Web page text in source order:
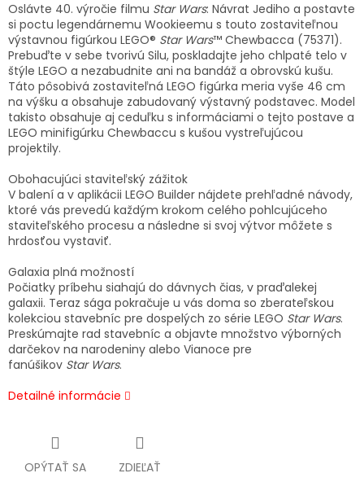
Oslávte 40. výročie filmu Star Wars: Návrat Jediho a postavte
si poctu legendárnemu Wookieemu s touto zostaviteľnou
výstavnou figúrkou LEGO® Star Wars™ Chewbacca (75371).
Prebuďte v sebe tvorivú Silu, poskladajte jeho chlpaté telo v
štýle LEGO a nezabudnite ani na bandáž a obrovskú kušu.
Táto pôsobivá zostaviteľná LEGO figúrka meria vyše 46 cm
na výšku a obsahuje zabudovaný výstavný podstavec. Model
takisto obsahuje aj ceduľku s informáciami o tejto postave a
LEGO minifigúrku Chewbaccu s kušou vystreľujúcou
projektily.
Obohacujúci staviteľský zážitok
V balení a v aplikácii LEGO Builder nájdete prehľadné návody,
ktoré vás prevedú každým krokom celého pohlcujúceho
staviteľského procesu a následne si svoj výtvor môžete s
hrdosťou vystaviť.
Galaxia plná možností
Počiatky príbehu siahajú do dávnych čias, v praďalekej
galaxii. Teraz sága pokračuje u vás doma so zberateľskou
kolekciou stavebníc pre dospelých zo série LEGO Star Wars.
Preskúmajte rad stavebníc a objavte množstvo výborných
darčekov na narodeniny alebo Vianoce pre
fanúšikov Star Wars.
Detailné informácie
OPÝTAŤ SA ZDIEĽAŤ